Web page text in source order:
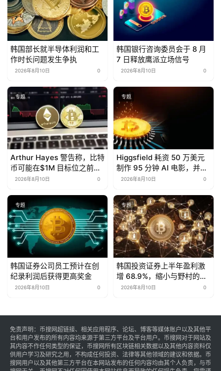
韩国部长就半导体利润和工
作时长问题发生争执
2026年8月10日 0
韩国银行咨询委员会于 8 月
7 日释放鹰派立场信号
2026年8月10日 0
专题
Arthur Hayes 警告称，比特
币可能在$1M 目标位之前跌
至50,000美元
2026年8月10日 0
专题
Higgsfield 耗资 50 万美元
制作 95 分钟 AI 电影，并开
源全部提示词
2026年8月10日 0
专题
韩国证券公司员工预计在创
纪录利润后获得更高奖金
2026年8月10日 0
专题
韩国投资证券上半年盈利激
增 68.9%，缩小与野村的差
距2026年8月10日 0
免责声明：币搜网超链接、相关应用程序、论坛、博客等媒体账户以及其他平
台和用户发布的所有内容均来源于第三方平台及平台用户。币搜网对于网站及
其内容不作任何类型的保证，币搜网所有区块链相关数据以及其他内容资料仅
供用户学习及研究之用，不构成任何投资、法律等其他领域的建议和依据。币
搜网用户以及其他第三方平台在本网站发布的任何内容均由其个人负责，与币